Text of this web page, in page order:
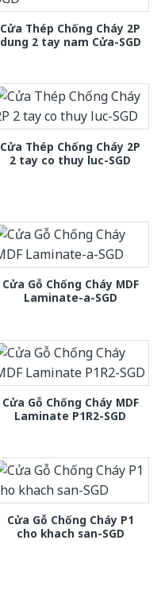
Cửa Thép Chống Cháy 2P
dung 2 tay nam Cửa-SGD
Cửa Thép Chống Cháy 2P
2 tay co thuy luc-SGD
Cửa Gỗ Chống Cháy MDF
Laminate-a-SGD
Cửa Gỗ Chống Cháy MDF
Laminate P1R2-SGD
Cửa Gỗ Chống Cháy P1
cho khach san-SGD